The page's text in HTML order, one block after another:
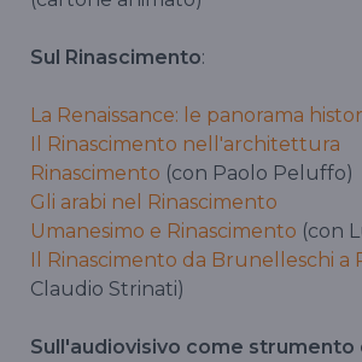
Sul Rinascimento:
La Renaissance: le panorama
Il Rinascimento nell'architettura
Rinascimento (con Paolo Peluffo)
Gli arabi nel Rinascimento
Umanesimo e Rinascimento (con
Il Rinascimento da Brunelleschi a
Claudio Strinati)
Sull'audiovisivo come